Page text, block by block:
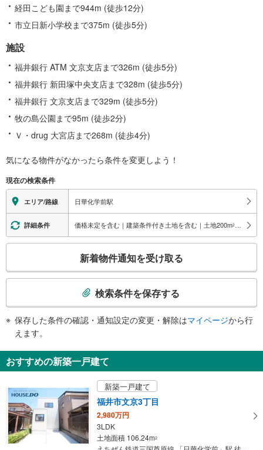
経田こども園まで944m (徒歩12分)
市立日新小学校まで375m (徒歩5分)
施設
福井銀行 ATM 文京支店まで326m (徒歩5分)
福井銀行 新田塚中央支店まで328m (徒歩5分)
福井銀行 文京支店まで329m (徒歩5分)
牧の島公園まで95m (徒歩2分)
Ｖ・drug 大宮店まで268m (徒歩4分)
気になる物件がなかったら条件を変更しよう！
現在の検索条件
エリア/路線 日華化学前駅
詳細条件 価格未定を含む｜建築条件付き土地を含む｜土地200m2以上
検
知
を
け
取
る
・
条
新着物件通知を受け取る
検索条件を保存する
保存した条件の確認・通知設定の変更・解除はマイページから行
えます。
おすすめの新築一戸建て
新築一戸建て
福井市文京3丁目
2,980万円
3LDK
土地面積 106.24m2